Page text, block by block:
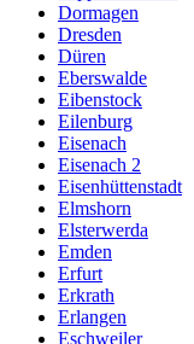
Dormagen
Dresden
Düren
Eberswalde
Eibenstock
Eilenburg
Eisenach
Eisenach 2
Eisenhüttenstadt
Elmshorn
Elsterwerda
Emden
Erfurt
Erkrath
Erlangen
Eschweiler